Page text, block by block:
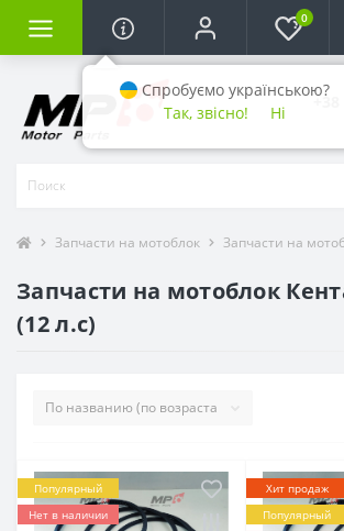
0
Запчасти на мотоблок Запчасти на
Запчасти на мотоблок
(12 л.с)
Популярный
Нет в наличии
Хит продаж
Популярный
Спробуємо українською?
Так, звісно!
Ні